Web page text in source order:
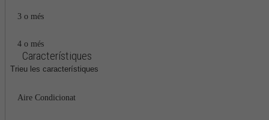
3 o més
4 o més
Característiques
Trieu les característiques
Aire Condicionat